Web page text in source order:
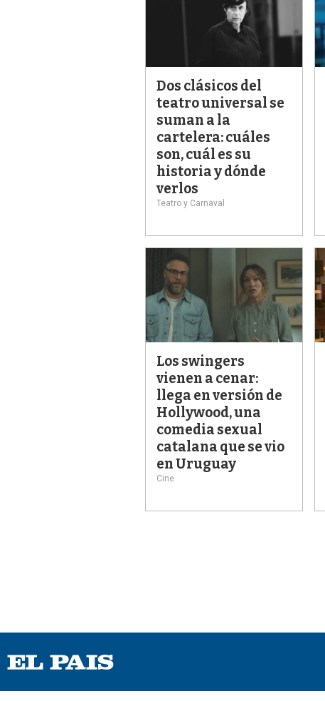
Dos clásicos del
teatro universal se
suman a la
cartelera: cuáles
son, cuál es su
historia y dónde
verlos
Teatro y Carnaval
Los swingers
vienen a cenar:
llega en versión de
Hollywood, una
comedia sexual
catalana que se vio
en Uruguay
Cine